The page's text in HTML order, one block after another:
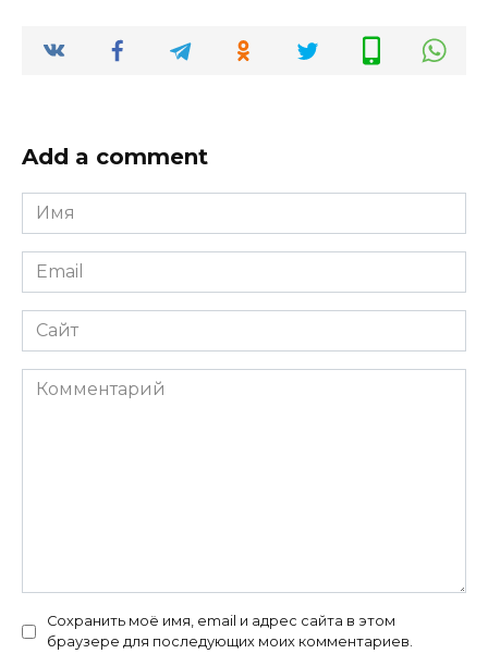
Add a comment
Имя
*
Email
*
Сайт
Комментарий
Сохранить моё имя, email и адрес сайта в этом
браузере для последующих моих комментариев.